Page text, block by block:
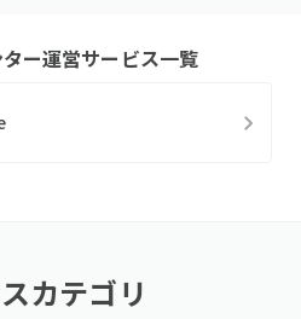
ー運営サービス一覧
カテゴリ